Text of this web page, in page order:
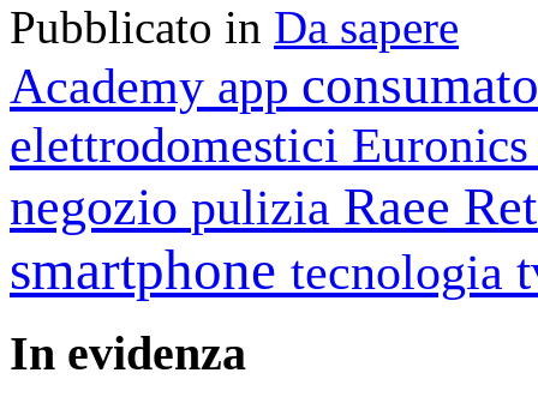
Pubblicato in Da sapere
Academy app
elettrodomestici
negozio pulizia Raee
smartphone tecnologia
In evidenza